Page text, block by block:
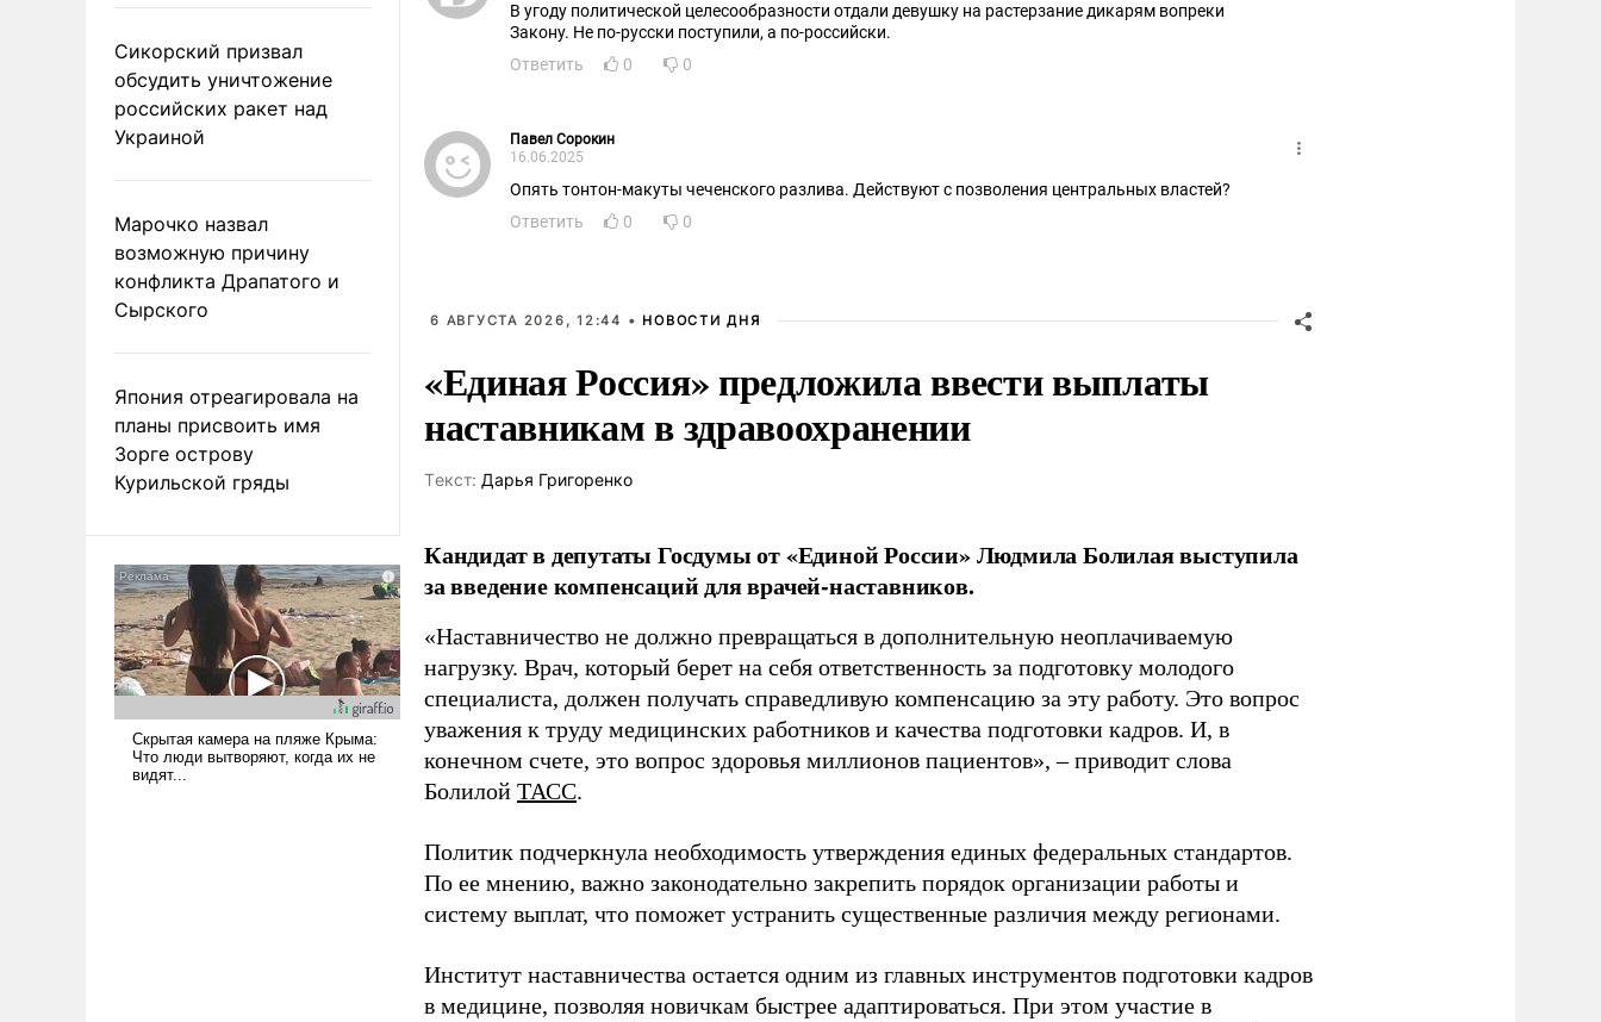
Сикорский призвал
обсудить уничтожение
российских ракет над
Украиной
Марочко назвал
возможную причину
конфликта Драпатого и
Сырского
Япония отреагировала на
планы присвоить имя
Зорге острову
Курильской гряды
В угоду политической целесообразности отдали девушку на растерзание дикарям вопреки
Закону. Не по-русски поступили, а по-российски.
Ответить
0 0
Павел Сорокин
16.06.2025
Опять тонтон-макуты чеченского разлива. Действуют с позволения центральных властей?
Ответить
0 0
6 АВГУСТА 2026, 12:44 • НОВОСТИ ДНЯ
«Единая Россия» предложила ввести выплаты
наставникам в здравоохранении
Tекст: Дарья Григоренко
Кандидат в депутаты Госдумы от «Единой России» Людмила Болилая выступила
за введение компенсаций для врачей-наставников.
«Наставничество не должно превращаться в дополнительную неоплачиваемую
нагрузку. Врач, который берет на себя ответственность за подготовку молодого
специалиста, должен получать справедливую компенсацию за эту работу. Это вопрос
уважения к труду медицинских работников и качества подготовки кадров. И, в
конечном счете, это вопрос здоровья миллионов пациентов», – приводит слова
Болилой ТАСС.
Политик подчеркнула необходимость утверждения единых федеральных стандартов.
По ее мнению, важно законодательно закрепить порядок организации работы и
систему выплат, что поможет устранить существенные различия между регионами.
Институт наставничества остается одним из главных инструментов подготовки кадров
в медицине, позволяя новичкам быстрее адаптироваться. При этом участие в